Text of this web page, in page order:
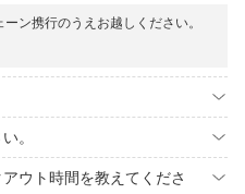
ン携行のうえお越しください。
。
ウト時間を教えてくださ